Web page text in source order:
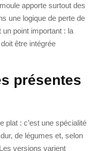
apporte surtout des
une logique de perte de
un point important : la
être intégrée
présentes
plat : c’est une spécialité
de légumes et, selon
versions varient